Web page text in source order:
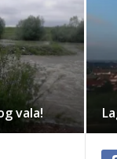
vala!